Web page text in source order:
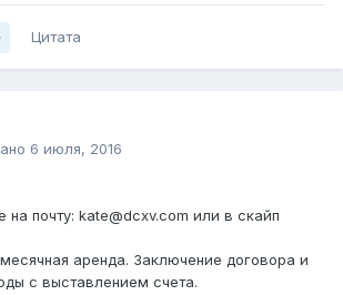
Цитата
6 июля, 2016
почту: kate@dcxv.com или в скайп
аренда. Заключение договора и
с выставлением счета.